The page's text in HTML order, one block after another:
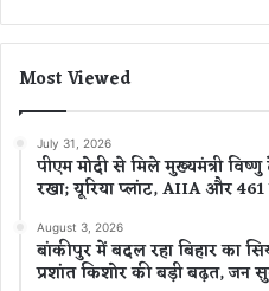
Most Viewed
July 31, 2026
पीएम मोदी से मिले मुख्यमंत्री
रखा; यूरिया प्लांट, AIIA और 461
August 3, 2026
बांकीपुर में बदल रहा बिहार का
प्रशांत किशोर की बड़ी बढ़त,